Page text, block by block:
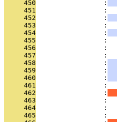
     450
                 :
     451
:
     452
                 :
     453
:
     454
                 :
     455
:
     456
:
     457
:
     458
                 :
     459
                 :
     460
                 :
     461
:
     462
                 :
     463
:
     464
:
     465
: